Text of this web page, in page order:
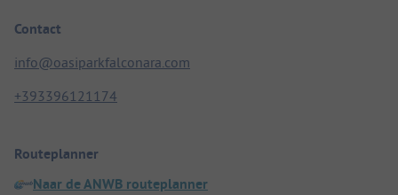
Contact
info@oasiparkfalconara.com
+393396121174
Routeplanner
Naar de ANWB routeplanner